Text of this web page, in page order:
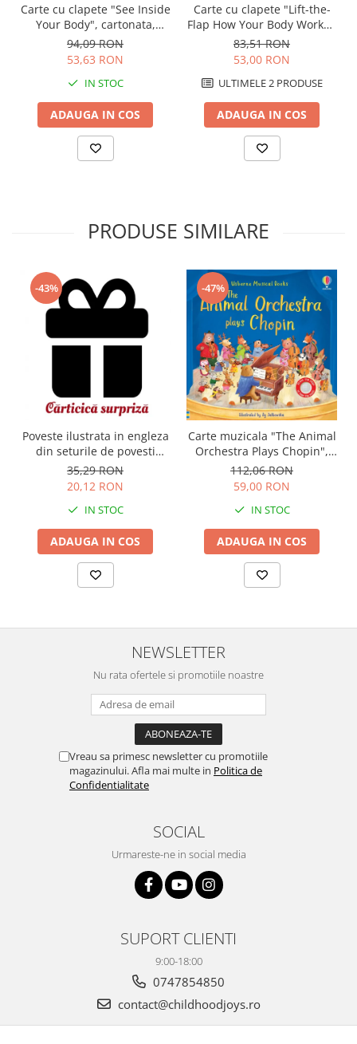
Carte cu clapete "See Inside
Your Body", cartonata,
Usborne
94,09 RON
53,63 RON
IN STOC
ADAUGA IN COS
Carte cu clapete "Lift-the-
Flap How Your Body Works",
Usborne
83,51 RON
53,00 RON
ULTIMELE 2 PRODUSE
ADAUGA IN COS
PRODUSE SIMILARE
-43%
Poveste ilustrata in engleza
din seturile de povesti
Usborne
35,29 RON
20,12 RON
IN STOC
ADAUGA IN COS
-47%
Carte muzicala "The Animal
Orchestra Plays Chopin",
cartonata, Usborne
112,06 RON
59,00 RON
IN STOC
ADAUGA IN COS
NEWSLETTER
Nu rata ofertele si promotiile noastre
Vreau sa primesc newsletter cu promotiile
magazinului. Afla mai multe in Politica de
Confidentialitate
SOCIAL
Urmareste-ne in social media
SUPORT CLIENTI
9:00-18:00
0747854850
contact@childhoodjoys.ro